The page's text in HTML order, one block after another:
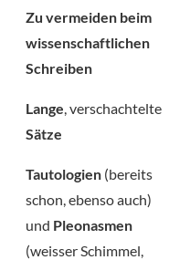
Zu vermeiden beim
wissenschaftlichen
Schreiben
Lange, verschachtelte
Sätze
Tautologien (bereits
schon, ebenso auch)
und Pleonasmen
(weisser Schimmel,